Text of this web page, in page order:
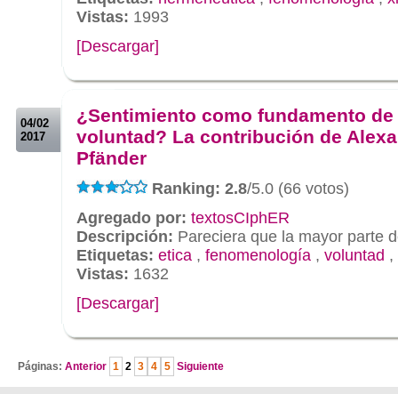
Vistas: 1993
[Descargar]
04/02
2017
¿Sentimiento como fundamento de
voluntad? La contribución de
Pfänder
Ranking: 2.8/5.0 (66 votos)
Agregado por: textosCIphER
Descripción: Pareciera que la mayor parte
Etiquetas: etica , fenomenología , voluntad ,
Vistas: 1632
[Descargar]
Páginas: Anterior 1 2 3 4 5 Siguiente